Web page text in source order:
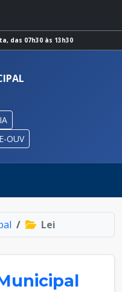
das 07h30 às 13h30
E-OUV
Lei